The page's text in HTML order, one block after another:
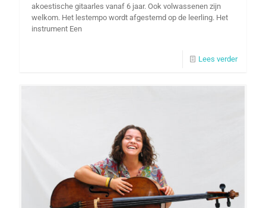
akoestische gitaarles vanaf 6 jaar. Ook volwassenen zijn
welkom. Het lestempo wordt afgestemd op de leerling. Het
instrument Een
Lees verder